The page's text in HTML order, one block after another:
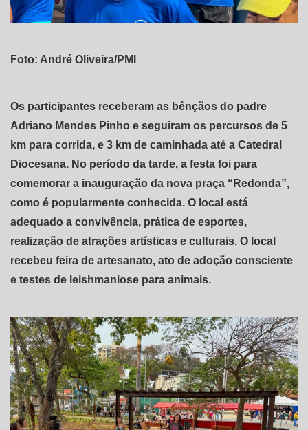
Foto: André Oliveira/PMI
Os participantes receberam as bênçãos do padre
Adriano Mendes Pinho e seguiram os percursos de 5
km para corrida, e 3 km de caminhada até a Catedral
Diocesana. No período da tarde, a festa foi para
comemorar a inauguração da nova praça “Redonda”,
como é popularmente conhecida. O local está
adequado a convivência, prática de esportes,
realização de atrações artísticas e culturais. O local
recebeu feira de artesanato, ato de adoção consciente
e testes de leishmaniose para animais.